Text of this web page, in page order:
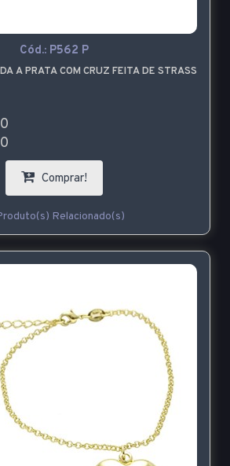
Cód.: P562 P
A PRATA COM CRUZ FEITA DE STRASS
Comprar!
Relacionado(s)